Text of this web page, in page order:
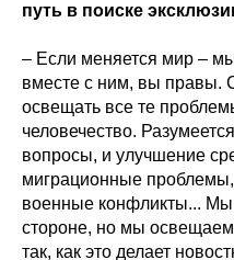
путь в поиске
– Если меняется мир –
вместе с ним, вы правы.
освещать все те
человечество.
вопросы, и улучшение
миграционные
военные конфликты...
стороне, но мы
так, как это делает